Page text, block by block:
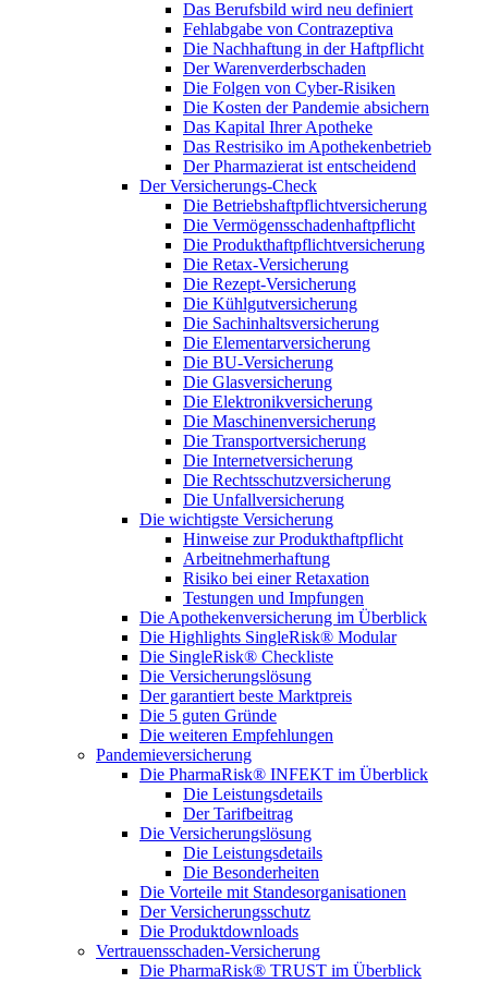
Das Berufsbild wird neu definiert
Fehlabgabe von Contrazeptiva
Die Nachhaftung in der Haftpflicht
Der Warenverderbschaden
Die Folgen von Cyber-Risiken
Die Kosten der Pandemie absichern
Das Kapital Ihrer Apotheke
Das Restrisiko im Apothekenbetrieb
Der Pharmazierat ist entscheidend
Der Versicherungs-Check
Die Betriebshaftpflichtversicherung
Die Vermögensschadenhaftpflicht
Die Produkthaftpflichtversicherung
Die Retax-Versicherung
Die Rezept-Versicherung
Die Kühlgutversicherung
Die Sachinhaltsversicherung
Die Elementarversicherung
Die BU-Versicherung
Die Glasversicherung
Die Elektronikversicherung
Die Maschinenversicherung
Die Transportversicherung
Die Internetversicherung
Die Rechtsschutzversicherung
Die Unfallversicherung
Die wichtigste Versicherung
Hinweise zur Produkthaftpflicht
Arbeitnehmerhaftung
Risiko bei einer Retaxation
Testungen und Impfungen
Die Apothekenversicherung im Überblick
Die Highlights SingleRisk® Modular
Die SingleRisk® Checkliste
Die Versicherungslösung
Der garantiert beste Marktpreis
Die 5 guten Gründe
Die weiteren Empfehlungen
Pandemieversicherung
Die PharmaRisk® INFEKT im Überblick
Die Leistungsdetails
Der Tarifbeitrag
Die Versicherungslösung
Die Leistungsdetails
Die Besonderheiten
Die Vorteile mit Standesorganisationen
Der Versicherungsschutz
Die Produktdownloads
Vertrauensschaden-Versicherung
Die PharmaRisk® TRUST im Überblick